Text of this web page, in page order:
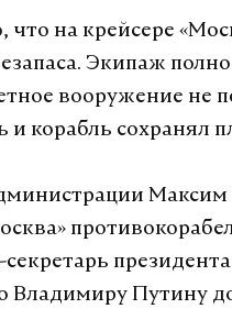
что на крейсере
Экипаж
вооружение не
и корабль сохранял
Владимиру Путину